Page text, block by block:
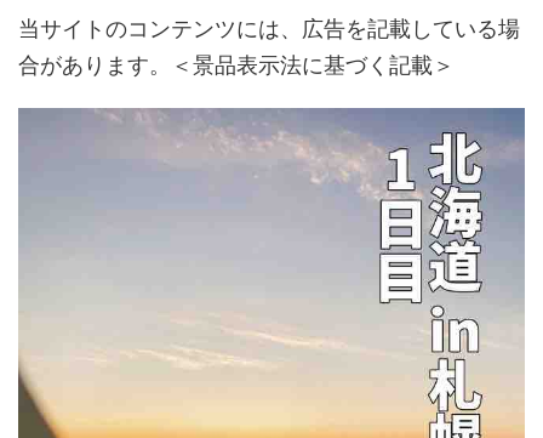
当サイトのコンテンツには、広告を記載している場
合があります。＜景品表示法に基づく記載＞